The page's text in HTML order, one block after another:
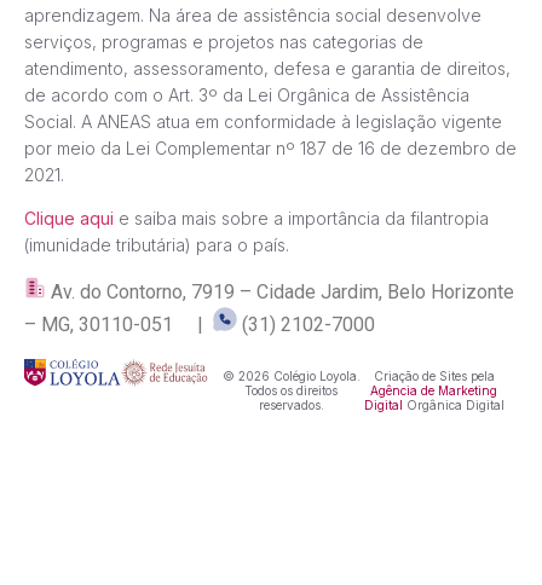
aprendizagem. Na área de assistência social desenvolve
serviços, programas e projetos nas categorias de
atendimento, assessoramento, defesa e garantia de direitos,
de acordo com o Art. 3º da Lei Orgânica de Assistência
Social. A ANEAS atua em conformidade à legislação vigente
por meio da Lei Complementar nº 187 de 16 de dezembro de
2021.
Clique aqui e saiba mais sobre a importância da filantropia
(imunidade tributária) para o país.
Av. do Contorno, 7919 – Cidade Jardim, Belo Horizonte
– MG, 30110-051 |
(31) 2102-7000
© 2026 Colégio Loyola.
Todos os direitos
reservados.
Criação de Sites pela
Agência de Marketing
Digital Orgânica Digital